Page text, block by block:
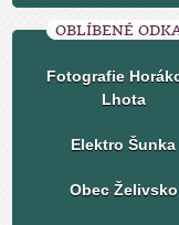
OBLÍBENÉ
Fotografie
Lhota
Elektro Šunka
Obec Želivsko